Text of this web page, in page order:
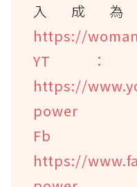
入成
https://
YT
https://
power
https://